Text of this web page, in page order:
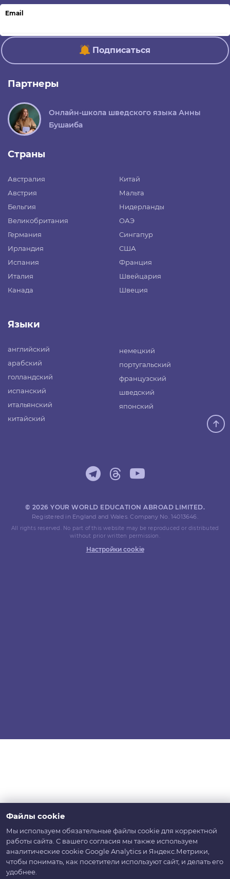
Email
Подписаться
Партнеры
Онлайн-школа шведского языка Анны
Бушаиба
Страны
Австралия
Австрия
Бельгия
Великобритания
Германия
Ирландия
Испания
Италия
Канада
Китай
Мальта
Нидерланды
ОАЭ
Сингапур
США
Франция
Швейцария
Швеция
Языки
английский
арабский
голландский
испанский
итальянский
китайский
немецкий
португальский
французский
шведский
японский
© 2026 YOUR WORLD EDUCATION ABROAD LIMITED.
Registered in England and Wales. Company No. 14013646.
All rights reserved. No part of this website may be reproduced or distributed
without prior written permission.
Настройки cookie
Файлы cookie
Мы используем обязательные файлы cookie для корректной
работы сайта. С вашего согласия мы также используем
аналитические cookie Google Analytics и Яндекс.Метрики,
чтобы понимать, как посетители используют сайт, и делать его
удобнее.